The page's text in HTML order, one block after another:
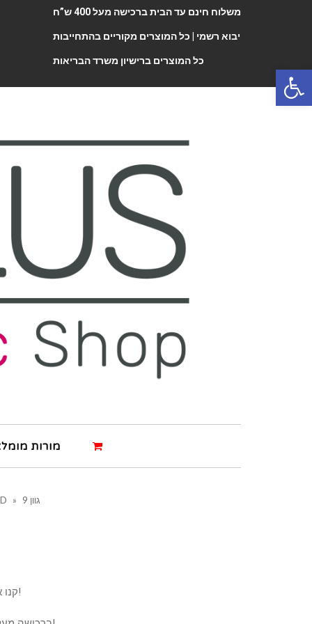
משלוח חינם עד הבית ברכישה מעל 400 ש”ח
יבוא רשמי | כל המוצרים מקוריים בהתחייבות
כל המוצרים ברישיון משרד הבריאות
מורות
» גוון 9
קנו את המוצר ותרוויחו 3 נקודות!